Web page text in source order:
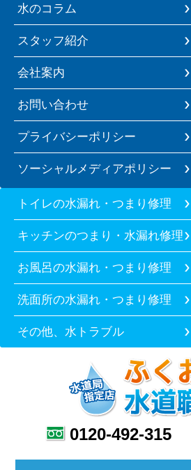
水のコラム
スタッフ紹介
会社案内
お問い合わせ
プライバシーポリシー
ソーシャルメディアポリシー
トイレの水漏れ・つまり修理
キッチンのつまり・水漏れ修理
お風呂の水漏れ・つまり修理
洗面所の水漏れ・つまり修理
その他、水トラブル
0120-492-315